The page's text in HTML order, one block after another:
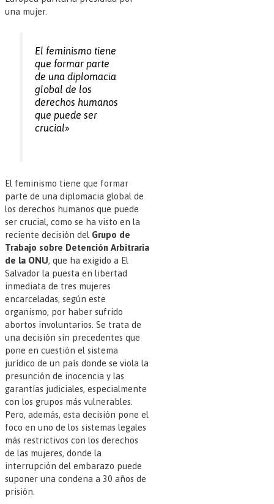
una mujer.
El feminismo tiene
que formar parte
de una diplomacia
global de los
derechos humanos
que puede ser
crucial»
El feminismo tiene que formar
parte de una diplomacia global de
los derechos humanos que puede
ser crucial, como se ha visto en la
reciente decisión del Grupo de
Trabajo sobre Detención Arbitraria
de la ONU, que ha exigido a El
Salvador la puesta en libertad
inmediata de tres mujeres
encarceladas, según este
organismo, por haber sufrido
abortos involuntarios. Se trata de
una decisión sin precedentes que
pone en cuestión el sistema
jurídico de un país donde se viola la
presunción de inocencia y las
garantías judiciales, especialmente
con los grupos más vulnerables.
Pero, además, esta decisión pone el
foco en uno de los sistemas legales
más restrictivos con los derechos
de las mujeres, donde la
interrupción del embarazo puede
suponer una condena a 30 años de
prisión.